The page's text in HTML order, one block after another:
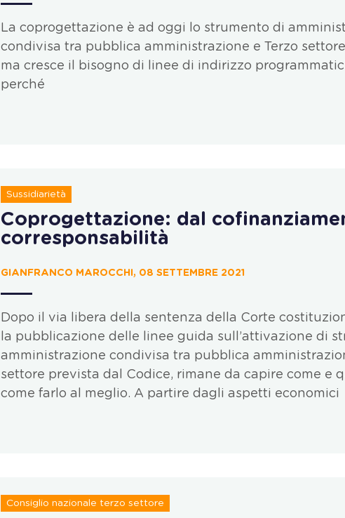
La coprogettazione è ad oggi lo strumento di
condivisa tra pubblica amministrazione e Terzo
ma cresce il bisogno di linee di indirizzo
perché
Sussidiarietà
Coprogettazione: dal
corresponsabilità
GIANFRANCO MAROCCHI, 08 SETTEMBRE 2021
Dopo il via libera della sentenza della Corte
la pubblicazione delle linee guida sull’attivazione di
amministrazione condivisa tra pubblica
settore prevista dal Codice, rimane da capire come e
come farlo al meglio. A partire dagli aspetti economici
Consiglio nazionale terzo settore